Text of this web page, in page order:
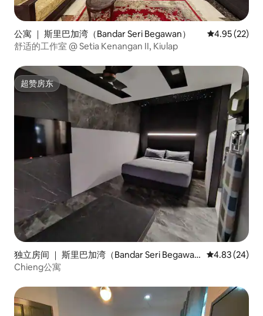
公寓 ｜ 斯里巴加湾（Bandar Seri Begawan） 平均评分
4.95 (22)
舒适的工作室 @ Setia Kenangan II, Kiulap
超赞房东
超赞房东
独立房间 ｜ 斯里巴加湾（Bandar Seri Begawa
n）
平均评分
4.83 (24)
Chieng公寓